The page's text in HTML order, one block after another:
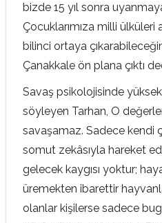
bizde 15 yıl sonra
Çocuklarımıza milli
bilinci ortaya
Çanakkale ön plana çıktı
Savaş psikolojisinde
söyleyen Tarhan, O
savaşamaz. Sadece kendi
somut zekâsıyla hareket
gelecek kaygısı yoktur;
üremekten ibarettir
olanlar kişilerse sadece